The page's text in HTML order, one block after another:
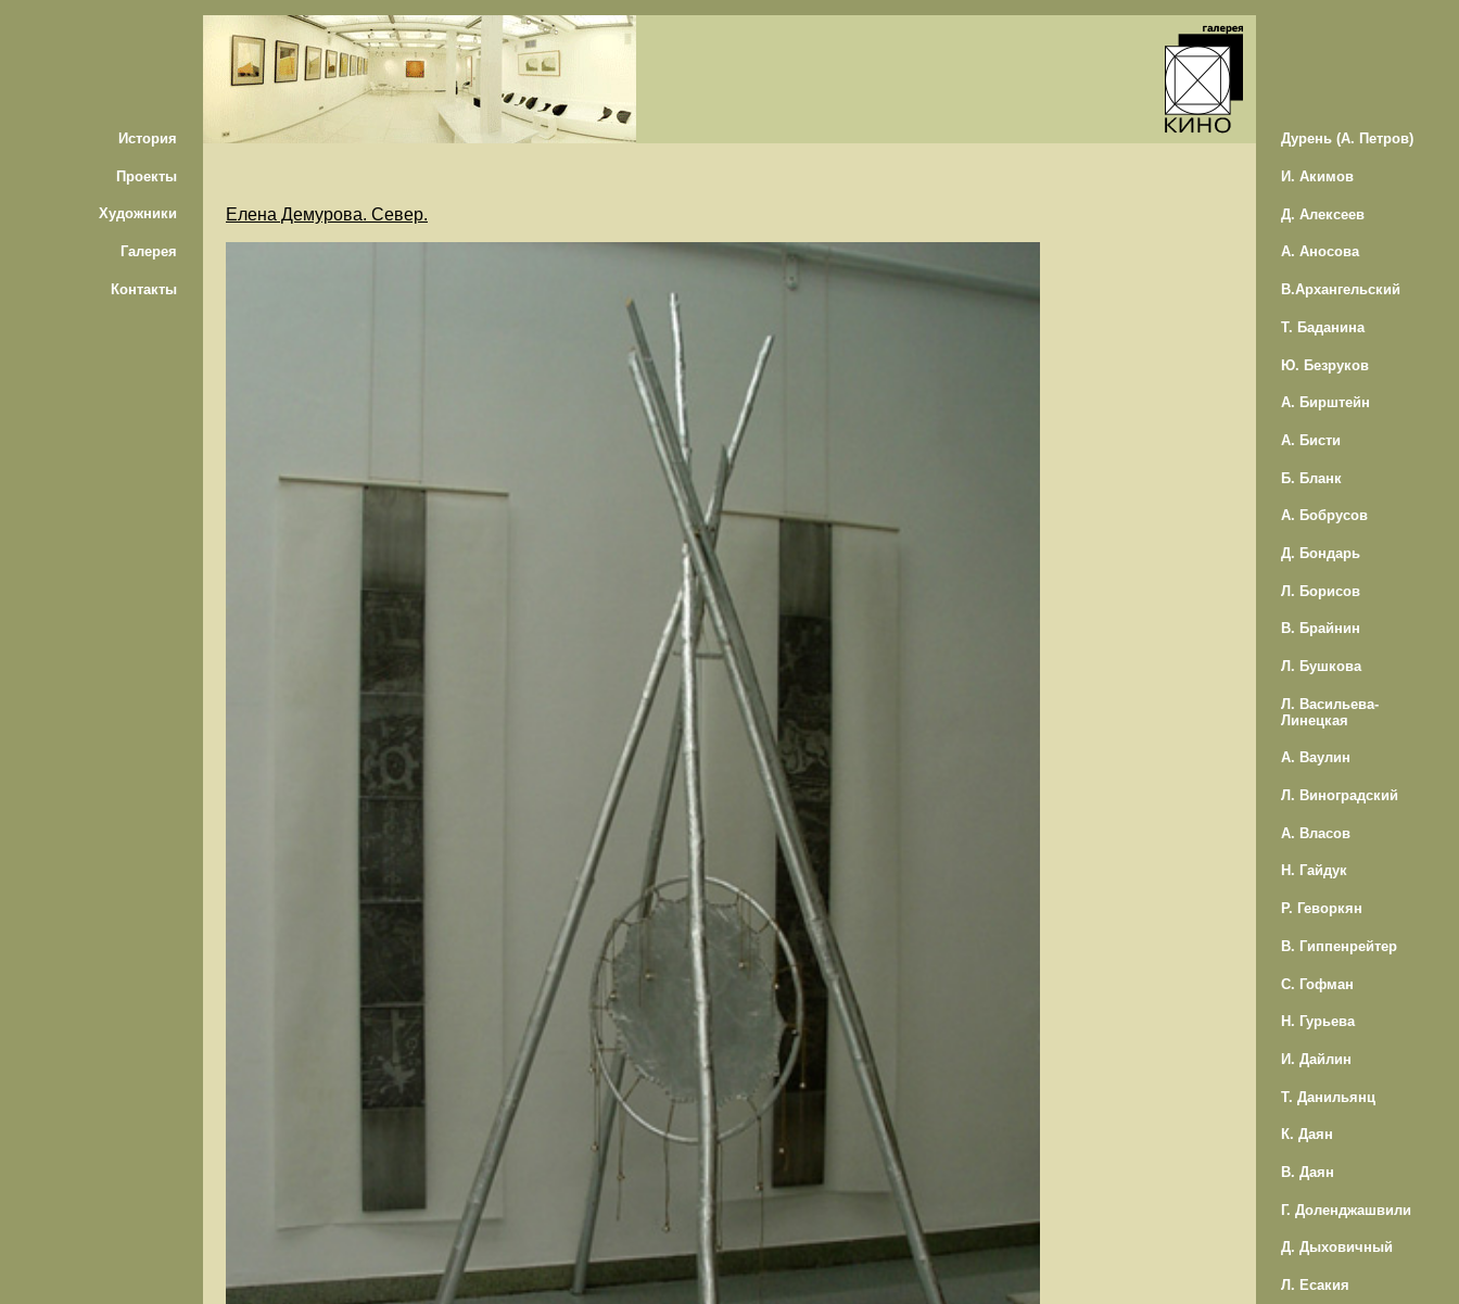
История
Проекты
Художники
Галерея
Контакты
Елена Демурова. Север.
Дурень (А. Петров)
И. Акимов
Д. Алексеев
А. Аносова
В.Архангельский
Т. Баданина
Ю. Безруков
А. Бирштейн
А. Бисти
Б. Бланк
А. Бобрусов
Д. Бондарь
Л. Борисов
В. Брайнин
Л. Бушкова
Л. Васильева-
Линецкая
А. Ваулин
Л. Виноградский
А. Власов
Н. Гайдук
Р. Геворкян
В. Гиппенрейтер
С. Гофман
Н. Гурьева
И. Дайлин
Т. Данильянц
К. Даян
В. Даян
Г. Доленджашвили
Д. Дыховичный
Л. Есакия